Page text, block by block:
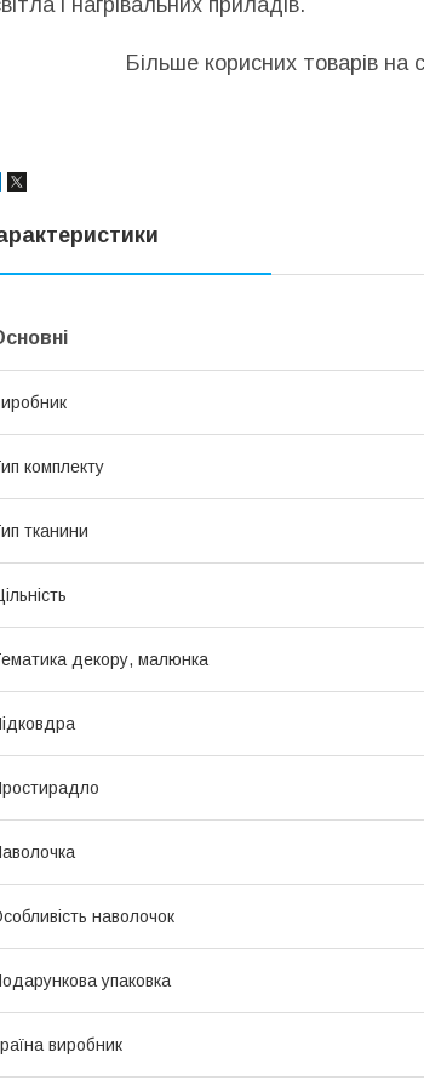
Більше корисних товарів на
комплекту
тканини
декору, малюнка
наволочок
упаковка
виробник